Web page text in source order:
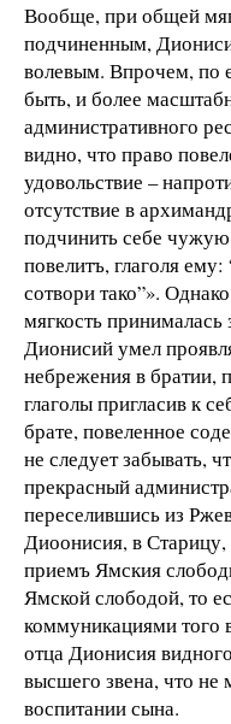
Вообще, при общей
подчиненным,
волевым. Впрочем, по
быть, и более
административного
видно, что право
удовольствие –
отсутствие в
подчинить себе
повелитъ, глаголя
сотвори тако”».
мягкость принималась
Дионисий умел
небрежения в братии,
глаголы пригласив к
брате, повеленное
не следует забывать,
прекрасный
переселившись из
Диоонисия, в
приемъ Ямския
Ямской слободой, то
коммуникациями того
отца Дионисия
высшего звена, что не
воспитании сына.